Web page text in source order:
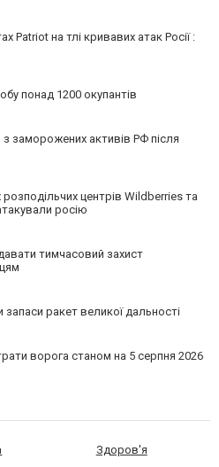
Patriot на тлі кривавих атак Росії :
понад 1200 окупантів
заморожених активів РФ після
центрів Wildberries та
росію
тимчасовий захист
ракет великої дальності
ворога станом на 5 серпня 2026
Здоров'я